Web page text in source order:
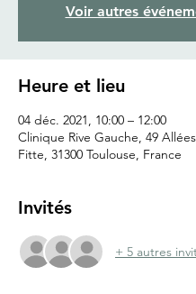
Voir autres
Heure et lieu
04 déc. 2021, 10:00 – 12:00
Clinique Rive Gauche, 49
Fitte, 31300 Toulouse, France
Invités
+ 5 autres